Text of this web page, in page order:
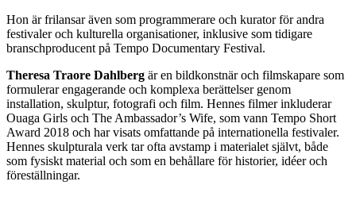
Hon är frilansar även som programmerare och kurator för andra
festivaler och kulturella organisationer, inklusive som tidigare
branschproducent på Tempo Documentary Festival.
Theresa Traore Dahlberg är en bildkonstnär och filmskapare som
formulerar engagerande och komplexa berättelser genom
installation, skulptur, fotografi och film. Hennes filmer inkluderar
Ouaga Girls och The Ambassador’s Wife, som vann Tempo Short
Award 2018 och har visats omfattande på internationella festivaler.
Hennes skulpturala verk tar ofta avstamp i materialet självt, både
som fysiskt material och som en behållare för historier, idéer och
föreställningar.